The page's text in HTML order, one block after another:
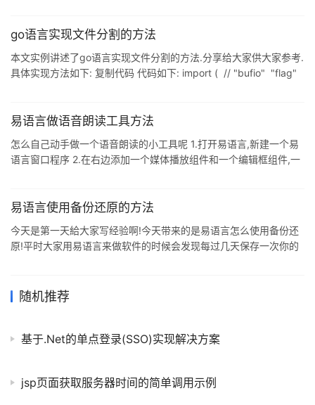
击菜单[程序]>>[新建],在右边工具箱中拖动一个图片框组件,如下图
所示. 3.鼠标左键单击[图框]属性,加载一个卡通的图片,如下图所示.
4.选择加载图片的文件夹路径,加载图
go语言实现文件分割的方法
本文实例讲述了go语言实现文件分割的方法.分享给大家供大家参考.
具体实现方法如下: 复制代码 代码如下: import ( // "bufio" "flag"
易语言做语音朗读工具方法
怎么自己动手做一个语音朗读的小工具呢 1.打开易语言,新建一个易
语言窗口程序 2.在右边添加一个媒体播放组件和一个编辑框组件,一
代码 7.点击运行,并静态编译成可执行程序.好了,一个小的语音朗读工
家的阅读和对我们的支持.
易语言使用备份还原的方法
今天是第一天給大家写经验啊!今天带来的是易语言怎么使用备份还
原!平时大家用易语言来做软件的时候会发现每过几天保存一次你的
代码,下次打开时你的易程序不小心崩溃的那你就要拿出你的易程序
自带的后缀啊)然后我来说一下,易语言是可以
随机推荐
基于.Net的单点登录(SSO)实现解决方案
jsp页面获取服务器时间的简单调用示例